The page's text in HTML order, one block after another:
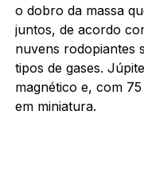
o dobro da massa
juntos, de acordo
nuvens rodopiantes
tipos de gases.
magnético e, com
em miniatura.